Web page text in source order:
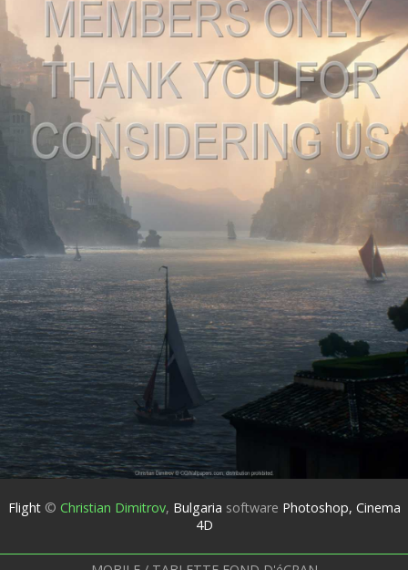
Flight© Christian Dimitrov, Bulgaria software Photoshop, Cinema
4D